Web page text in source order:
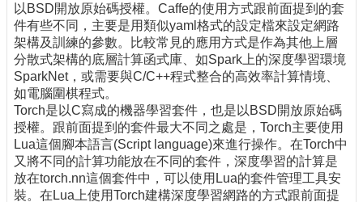
以BSD開放原始碼授權。Caffe的使用方式跟前面提到的套
件有些不同，主要是用類似yaml格式的設定檔來設定網路
架構及訓練的參數。比較常見的應用方式是作為其他上層
分散式架構的底層計算函式庫、如Spark上的深度學習環境
SparkNet，或需要與C/C++程式整合的高效率計算情境、
如電腦圍棋程式。
Torch是以C寫成的機器學習套件，也是以BSD開放原始碼
授權。跟前面提到的套件最大不同之處是，Torch主要使用
Lua這個腳本語言(Script language)來進行操作。在Torch中
又將不同的計算功能放在不同的套件，深度學習的計算是
放在torch.nn這個套件中，可以使用Lua的套件管理工具安
裝。在Lua上使用Torch建構深度學習網路的方式跟前面提